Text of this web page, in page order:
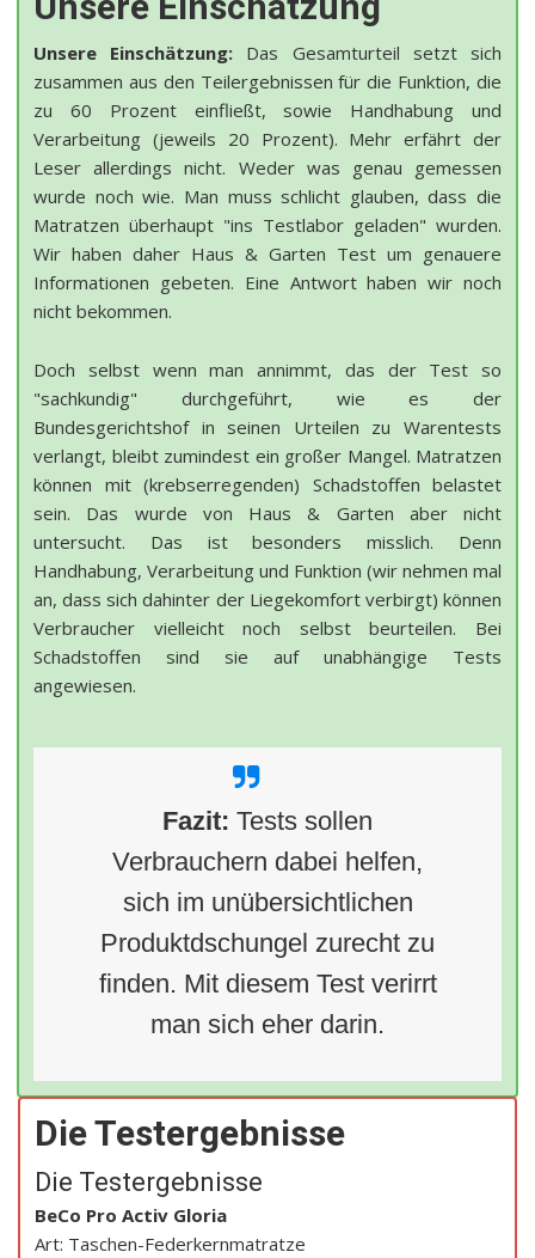
Unsere Einschätzung: Das Gesamturteil setzt sich
zusammen aus den Teilergebnissen für die Funktion, die
zu 60 Prozent einfließt, sowie Handhabung und
Verarbeitung (jeweils 20 Prozent). Mehr erfährt der
Leser allerdings nicht. Weder was genau gemessen
wurde noch wie. Man muss schlicht glauben, dass die
Matratzen überhaupt "ins Testlabor geladen" wurden.
Wir haben daher Haus & Garten Test um genauere
Informationen gebeten. Eine Antwort haben wir noch
nicht bekommen.
Doch selbst wenn man annimmt, das der Test so
"sachkundig" durchgeführt, wie es der
Bundesgerichtshof in seinen Urteilen zu Warentests
verlangt, bleibt zumindest ein großer Mangel. Matratzen
können mit (krebserregenden) Schadstoffen belastet
sein. Das wurde von Haus & Garten aber nicht
untersucht. Das ist besonders misslich. Denn
Handhabung, Verarbeitung und Funktion (wir nehmen mal
an, dass sich dahinter der Liegekomfort verbirgt) können
Verbraucher vielleicht noch selbst beurteilen. Bei
Schadstoffen sind sie auf unabhängige Tests
angewiesen.
Fazit: Tests sollen
Verbrauchern dabei helfen,
sich im unübersichtlichen
Produktdschungel zurecht zu
finden. Mit diesem Test verirrt
man sich eher darin.
Die Testergebnisse
Die Testergebnisse
BeCo Pro Activ Gloria
Art: Taschen-Federkernmatratze